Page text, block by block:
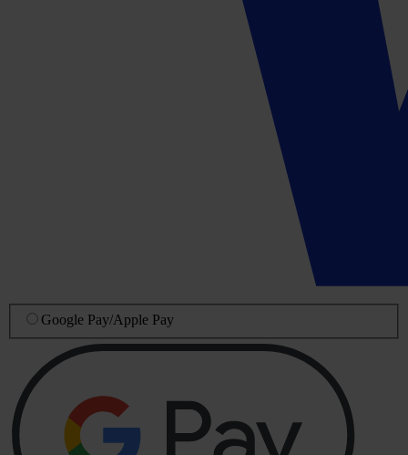
Google Pay/Apple Pay